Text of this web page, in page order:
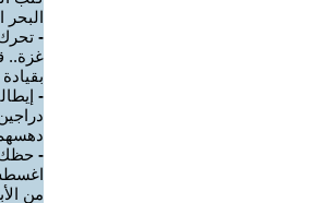
البحر
-
غزة..
-
-
من